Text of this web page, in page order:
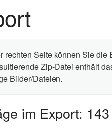
rechten Seite können Sie die
Zip-Datei enthält
Bilder/Dateien.
im Export: 143